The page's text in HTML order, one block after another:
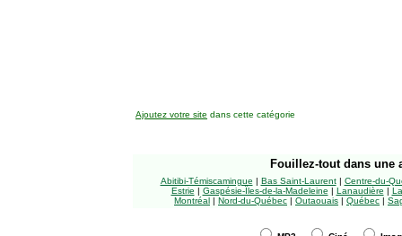
Ajoutez votre site dans cette catégorie
Fouillez-tout dans une
Abitibi-Témiscamingue | Bas Saint-Laurent| Centre-du-
Estrie | Gaspésie-Îles-de-la-Madeleine | Lanaudière |
Montréal | Nord-du-Québec | Outaouais | Québec |